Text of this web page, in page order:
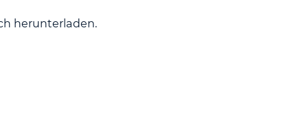
herunterladen.